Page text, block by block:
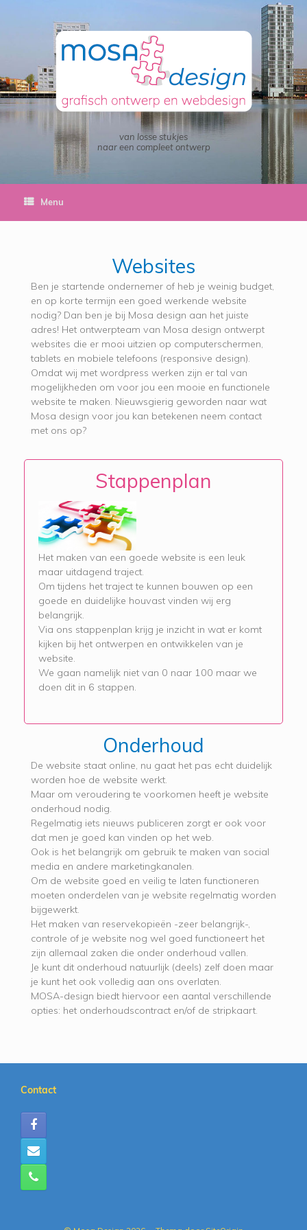
van losse stukjes
naar een compleet ontwerp
Menu
Websites
Ben je startende ondernemer of heb je weinig budget,
en op korte termijn een goed werkende website
nodig? Dan ben je bij Mosa design aan het juiste
adres! Het ontwerpteam van Mosa design ontwerpt
websites die er mooi uitzien op computerschermen,
tablets en mobiele telefoons (responsive design).
Omdat wij met wordpress werken zijn er tal van
mogelijkheden om voor jou een mooie en functionele
website te maken. Nieuwsgierig geworden naar wat
Mosa design voor jou kan betekenen neem contact
met ons op?
Stappenplan
Het maken van een goede website is een leuk
maar uitdagend traject.
Om tijdens het traject te kunnen bouwen op een
goede en duidelijke houvast vinden wij erg
belangrijk.
Via ons stappenplan krijg je inzicht in wat er komt
kijken bij het ontwerpen en ontwikkelen van je
website.
We gaan namelijk niet van 0 naar 100 maar we
doen dit in 6 stappen.
Onderhoud
De website staat online, nu gaat het pas echt duidelijk
worden hoe de website werkt.
Maar om veroudering te voorkomen heeft je website
onderhoud nodig.
Regelmatig iets nieuws publiceren zorgt er ook voor
dat men je goed kan vinden op het web.
Ook is het belangrijk om gebruik te maken van social
media en andere marketingkanalen.
Om de website goed en veilig te laten functioneren
moeten onderdelen van je website regelmatig worden
bijgewerkt.
Het maken van reservekopieën -zeer belangrijk-,
controle of je website nog wel goed functioneert het
zijn allemaal zaken die onder onderhoud vallen.
Je kunt dit onderhoud natuurlijk (deels) zelf doen maar
je kunt het ook volledig aan ons overlaten.
MOSA-design biedt hiervoor een aantal verschillende
opties: het onderhoudscontract en/of de stripkaart.
Contact